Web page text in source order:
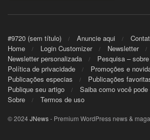
#9720 (sem título) Anuncie aqui
Home
Login Customizer
Newsletter
Newsletter personalizada
Pesquisa –
Política de privacidade
Promoções e
Publicações especias
Publicações
Publique seu artigo
Saiba como você pode
Sobre
Termos de uso
© 2024JNews- Premium WordPress news &